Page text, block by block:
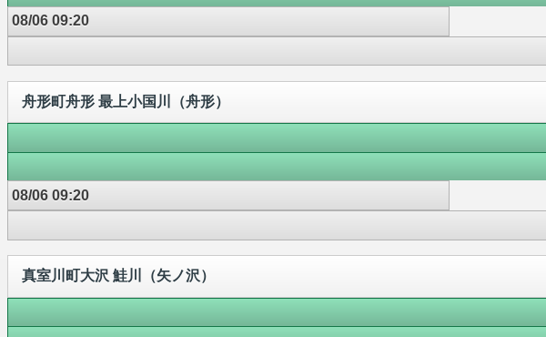
08/06 09:20
舟形町舟形 最上小国川（舟形）
08/06 09:20
真室川町大沢 鮭川（矢ノ沢）